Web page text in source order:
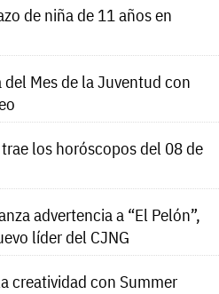
de niña de 11 años en
Mes de la Juventud con
los horóscopos del 08 de
advertencia a “El Pelón”,
líder del CJNG
creatividad con Summer